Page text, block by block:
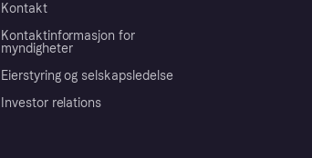
Kontakt
Kontaktinformasjon for
myndigheter
Eierstyring og selskapsledelse
Investor relations